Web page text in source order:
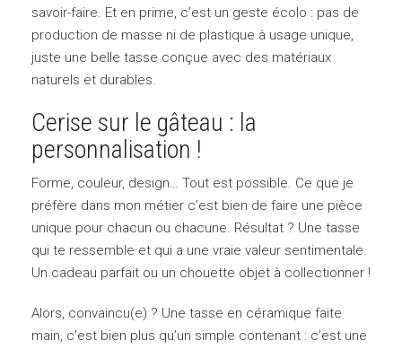
savoir-faire. Et en prime, c’est un geste écolo : pas de
production de masse ni de plastique à usage unique,
juste une belle tasse conçue avec des matériaux
naturels et durables.
Cerise sur le gâteau : la
personnalisation !
Forme, couleur, design… Tout est possible. Ce que je
préfère dans mon métier c’est bien de faire une pièce
unique pour chacun ou chacune. Résultat ? Une tasse
qui te ressemble et qui a une vraie valeur sentimentale.
Un cadeau parfait ou un chouette objet à collectionner !
Alors, convaincu(e) ? Une tasse en céramique faite
main, c’est bien plus qu’un simple contenant : c’est une